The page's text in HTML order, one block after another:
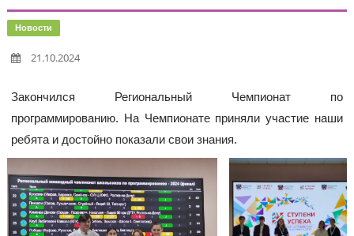
Новости
21.10.2024
Закончился Региональный Чемпионат по
программированию. На Чемпионате приняли участие наши
ребята и достойно показали свои знания.